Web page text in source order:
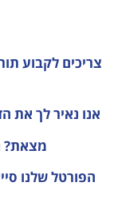
צריכים לקבוע
אנו נאיר לך
מצאת?
הפורטל שלנו